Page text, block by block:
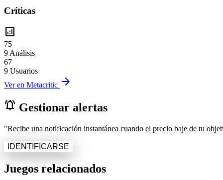
Críticas
analytics
75
9 Análisis
67
9 Usuarios
Ver en Metacritic arrow_forward
notifications_active Gestionar alertas
"Recibe una notificación instantánea cuando el precio baje de tu
IDENTIFICARSE
Juegos relacionados